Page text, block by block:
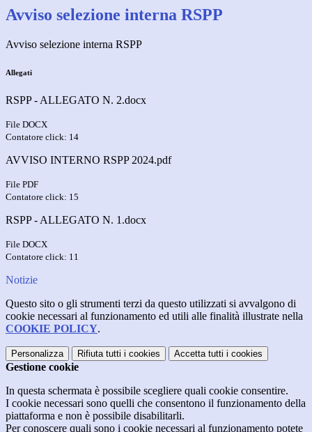
Avviso selezione interna RSPP
Avviso selezione interna RSPP
Allegati
RSPP - ALLEGATO N. 2.docx
File DOCX
Contatore click: 14
AVVISO INTERNO RSPP 2024.pdf
File PDF
Contatore click: 15
RSPP - ALLEGATO N. 1.docx
File DOCX
Contatore click: 11
Notizie
Questo sito o gli strumenti terzi da questo utilizzati si avvalgono di
cookie necessari al funzionamento ed utili alle finalità illustrate nella
COOKIE POLICY.
Personalizza Rifiuta tutti i cookies Accetta tutti i cookies
Gestione cookie
In questa schermata è possibile scegliere quali cookie consentire.
I cookie necessari sono quelli che consentono il funzionamento della
piattaforma e non è possibile disabilitarli.
Per conoscere quali sono i cookie necessari al funzionamento potete